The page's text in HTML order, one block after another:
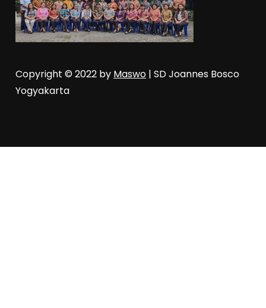
Copyright © 2022 by Maswo | SD Joannes Bosco
Yogyakarta